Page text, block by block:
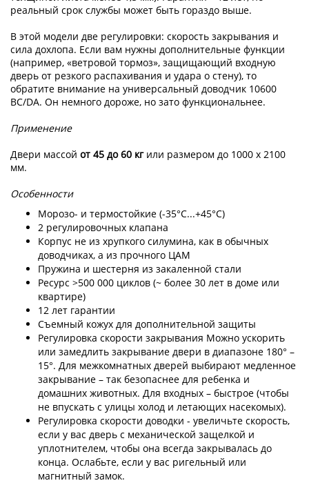
реальный срок службы может быть гораздо выше.
В этой модели две регулировки: скорость закрывания и
сила дохлопа. Если вам нужны дополнительные функции
(например, «ветровой тормоз», защищающий входную
дверь от резкого распахивания и удара о стену), то
обратите внимание на универсальный доводчик 10600
BC/DA. Он немного дороже, но зато функциональнее.
Применение
Двери массой от 45 до 60 кгили размером до 1000 x 2100
мм.
Особенности
Морозо- и термостойкие (-35°С...+45°С)
2 регулировочных клапана
Корпус не из хрупкого силумина, как в обычных
доводчиках, а из прочного ЦАМ
Пружина и шестерня из закаленной стали
Ресурс >500 000 циклов (~ более 30 лет в доме или
квартире)
12 лет гарантии
Съемный кожух для дополнительной защиты
Регулировка скорости закрывания Можно ускорить
или замедлить закрывание двери в диапазоне 180° –
15°. Для межкомнатных дверей выбирают медленное
закрывание – так безопаснее для ребенка и
домашних животных. Для входных – быстрое (чтобы
не впускать с улицы холод и летающих насекомых).
Регулировка скорости доводки - увеличьте скорость,
если у вас дверь с механической защелкой и
уплотнителем, чтобы она всегда закрывалась до
конца. Ослабьте, если у вас ригельный или
магнитный замок.